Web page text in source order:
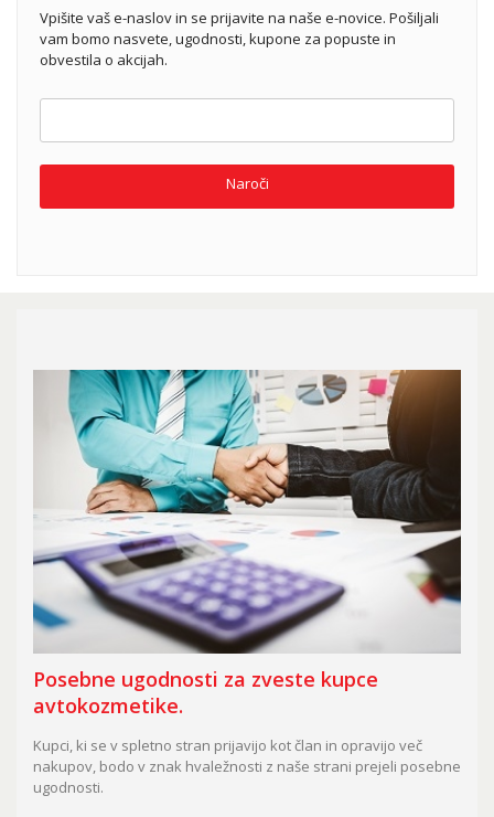
Vpišite vaš e-naslov in se prijavite na naše e-novice. Pošiljali
vam bomo nasvete, ugodnosti, kupone za popuste in
obvestila o akcijah.
Naroči
Posebne ugodnosti za zveste kupce
avtokozmetike.
Kupci, ki se v spletno stran prijavijo kot član in opravijo več
nakupov, bodo v znak hvaležnosti z naše strani prejeli posebne
ugodnosti.